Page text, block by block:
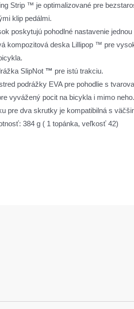
Strip ™ je optimalizované pre
klip pedálmi.
poskytujú pohodlné nastavenie jednou
kompozitová deska Lillipop ™ pre
SlipNot ™ pre istú trakciu.
podrážky EVA pre pohodlie s
vyvážený pocit na bicykla i mimo neho.
pre dva skrutky je kompatibilná s
384 g ( 1 topánka, veľkosť 42)